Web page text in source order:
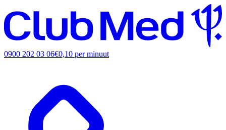
0900 202 03 06€0,10 per minuut